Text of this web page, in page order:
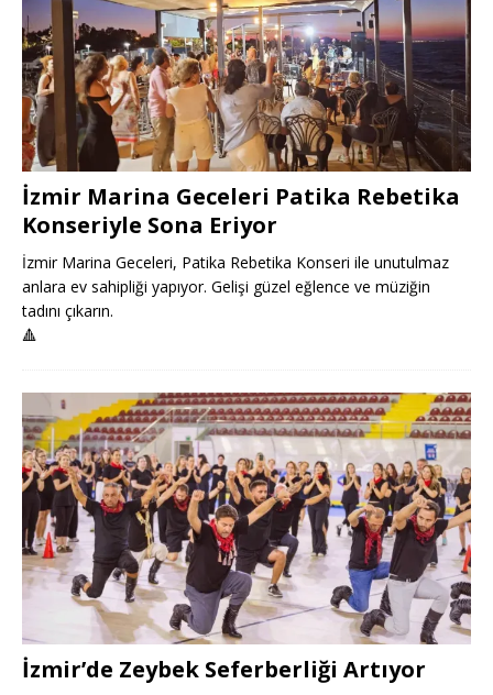
İzmir Marina Geceleri Patika Rebetika
Konseriyle Sona Eriyor
İzmir Marina Geceleri, Patika Rebetika Konseri ile unutulmaz
anlara ev sahipliği yapıyor. Gelişi güzel eğlence ve müziğin
tadını çıkarın.
🔺
İzmir’de Zeybek Seferberliği Artıyor